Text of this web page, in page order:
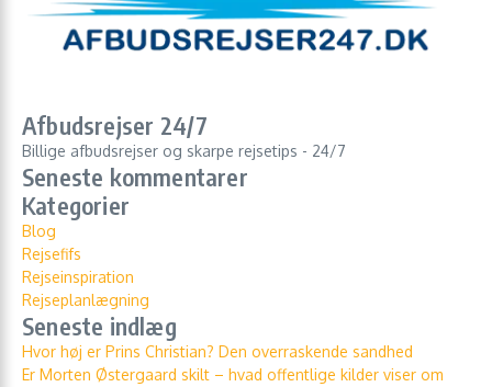
Afbudsrejser 24/7
Billige afbudsrejser og skarpe rejsetips - 24/7
Seneste kommentarer
Kategorier
Blog
Rejsefifs
Rejseinspiration
Rejseplanlægning
Seneste indlæg
Hvor høj er Prins Christian? Den overraskende sandhed
Er Morten Østergaard skilt – hvad offentlige kilder viser om